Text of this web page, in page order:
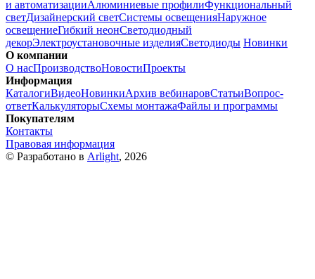
и автоматизацииАлюминиевые профилиФункциональный
светДизайнерский светСистемы освещенияНаружное
освещениеГибкий неонСветодиодный
декорЭлектроустановочные изделияСветодиоды Новинки
О компании
О насПроизводствоНовостиПроекты
Информация
КаталогиВидеоНовинкиАрхив вебинаровСтатьиВопрос-
ответКалькуляторыСхемы монтажаФайлы и программы
Покупателям
Контакты
Правовая информация
© Разработано в Arlight, 2026